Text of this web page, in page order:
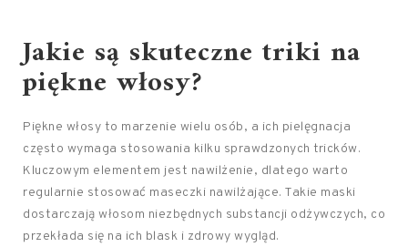
Jakie są skuteczne triki na
piękne włosy?
Piękne włosy to marzenie wielu osób, a ich pielęgnacja
często wymaga stosowania kilku sprawdzonych tricków.
Kluczowym elementem jest nawilżenie, dlatego warto
regularnie stosować maseczki nawilżające. Takie maski
dostarczają włosom niezbędnych substancji odżywczych, co
przekłada się na ich blask i zdrowy wygląd.